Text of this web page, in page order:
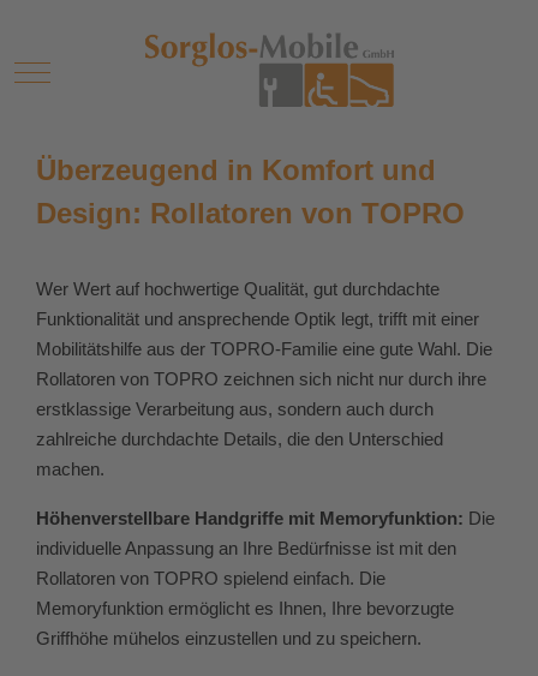
Mobile Menu Toggle
Überzeugend in Komfort und
Design: Rollatoren von TOPRO
Wer Wert auf hochwertige Qualität, gut durchdachte
Funktionalität und ansprechende Optik legt, trifft mit einer
Mobilitätshilfe aus der TOPRO-Familie eine gute Wahl. Die
Rollatoren von TOPRO zeichnen sich nicht nur durch ihre
erstklassige Verarbeitung aus, sondern auch durch
zahlreiche durchdachte Details, die den Unterschied
machen.
Höhenverstellbare Handgriffe mit Memoryfunktion: Die
individuelle Anpassung an Ihre Bedürfnisse ist mit den
Rollatoren von TOPRO spielend einfach. Die
Memoryfunktion ermöglicht es Ihnen, Ihre bevorzugte
Griffhöhe mühelos einzustellen und zu speichern.